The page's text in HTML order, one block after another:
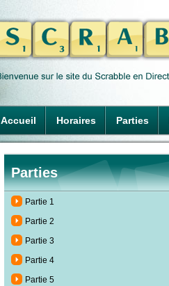
Accueil Horaires Parties
Parties
Partie 1
Partie 2
Partie 3
Partie 4
Partie 5